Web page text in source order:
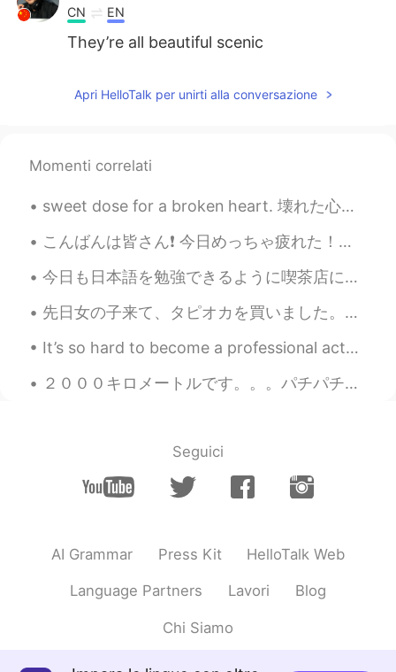
CN EN
They’re all beautiful scenic
Apri HelloTalk per unirti alla conversazione
Momenti correlati
こんばんは皆さん❗️ 今日めっちゃ疲れた！朝早く起きて、嵐山に行ったわ！友達は写真と動画を撮ってくれた❗️ めっちゃええ写真やわ〜📹📷 友達は天才か！レンタル着物も着てみた😳あ、レンタル浴衣か...
今日も日本語を勉強できるように喫茶店に行った。 スタッフは私に日本語で何か話したびっくりしたから何かと言えば分からなかった。あの店のスタッフはとても優しい。 カップに英語でよい一日を書いた から...
先日女の子来て、タピオカを買いました。味あまり好きじゃなかったので、新しい飲み物を買ってほしいでした。女の子に「大丈夫、無料です！」と言いました。 今日はその女の子が来て、これをくれました！感動...
It’s so hard to become a professional actor. I need some good luck ☘️ Maybe I should just go ...
２０００キロメートルです。。。パチパチパチ😁 去年の12月に買って、まだ一年もたってないですが、2000キロも走れて嬉しいです。😄 10キロ以内で、ものすごく軽くて、乗りやすいロードバイク...
Seguici
AI Grammar Press Kit HelloTalk Web
Language Partners Lavori Blog
Chi Siamo